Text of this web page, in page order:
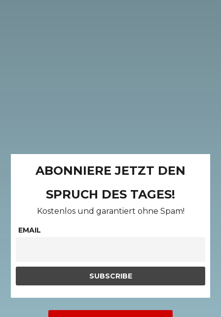
ABONNIERE JETZT DEN
SPRUCH DES TAGES!
Kostenlos und garantiert ohne Spam!
EMAIL